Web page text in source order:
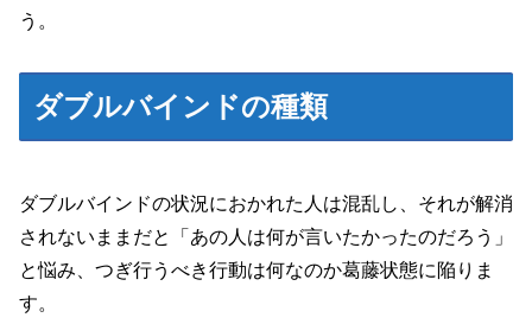
う。
ダブルバインドの種類
ダブルバインドの状況におかれた人は混乱し、それが解消
されないままだと「あの人は何が言いたかったのだろう」
と悩み、つぎ行うべき行動は何なのか葛藤状態に陥りま
す。